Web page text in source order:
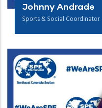
Johnny Andrade
Sports & Social Coordinator